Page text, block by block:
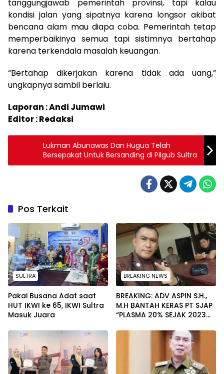
tanggungjawab pemerintah provinsi, tapi kalau
kondisi jalan yang sipatnya karena longsor akibat
bencana alam mau diapa coba. Pemerintah tetap
memperbaikinya semua tapi sistimnya bertahap
karena terkendala masalah keuangan.
“Bertahap dikerjakan karena tidak ada uang,”
ungkapnya sambil berlalu.
Laporan : Andi Jumawi
Editor : Redaksi
Lukman Abunawas Dan Hugua Telah
Bersepakat Untuk Bersanding di Pilgub Sultra
Pos Terkait
SULTRA
Pakai Busana Adat saat
HUT IKWI ke 65, IKWI Sultra
Masuk Juara
BREAKING NEWS
BREAKING: ADV ASPIN S.H.,
M.H BANTAH KERAS PT SJAP
“PLASMA 20% SEJAK 2023
WARGA WAWOONE!